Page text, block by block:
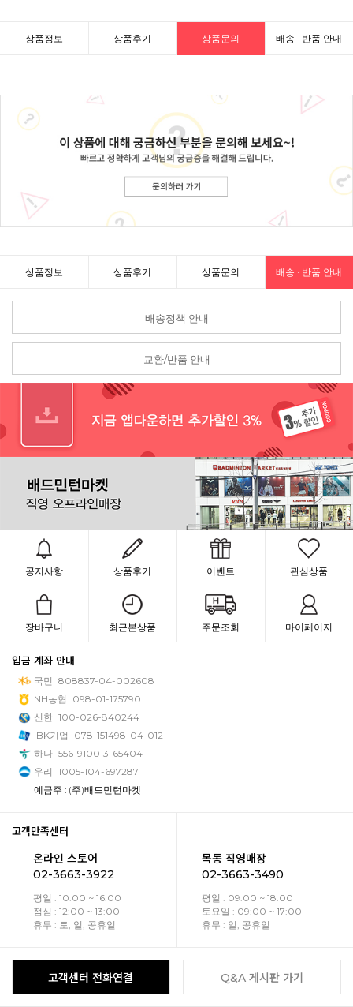
상품정보 상품후기 상품문의 배송 · 반품 안내
상품정보 상품후기 상품문의 배송 · 반품 안내
배송정책 안내
교환/반품 안내
공지사항 상품후기 이벤트 관심상품
장바구니 최근본상품 주문조회 마이페이지
입금 계좌 안내
국민 808837-04-002608
NH농협
098-01-175790
신한 100-026-840244
IBK기업
078-151498-04-012
하나 556-910013-65404
우리 1005-104-697287
예금주 : (주)배드민턴마켓
고객만족센터
온라인 스토어
02-3663-3922
평일 : 10:00 ~ 16:00
점심 : 12:00 ~ 13:00
휴무 : 토, 일, 공휴일
목동 직영매장
02-3663-3490
평일 : 09:00 ~ 18:00
토요일 : 09:00 ~ 17:00
휴무 : 일, 공휴일
고객센터 전화연결 Q&A 게시판 가기